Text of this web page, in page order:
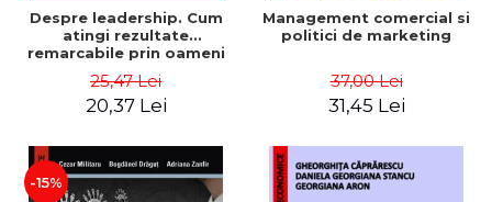
Despre leadership. Cum
atingi rezultate
remarcabile prin oameni
25,47 Lei
20,37 Lei
Management comercial si
politici de marketing
37,00 Lei
31,45 Lei
-15%